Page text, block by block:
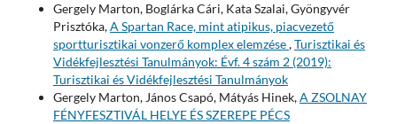
Gergely Marton, Boglárka Cári, Kata Szalai, Gyöngyvér
Prisztóka,A Spartan Race, mint atipikus, piacvezető
sportturisztikai vonzerő komplex elemzése,Turisztikai és
Vidékfejlesztési Tanulmányok: Évf. 4 szám 2 (2019):
Turisztikai és Vidékfejlesztési Tanulmányok
Gergely Marton, János Csapó, Mátyás Hinek,A ZSOLNAY
FÉNYFESZTIVÁL HELYE ÉS SZEREPE PÉCS